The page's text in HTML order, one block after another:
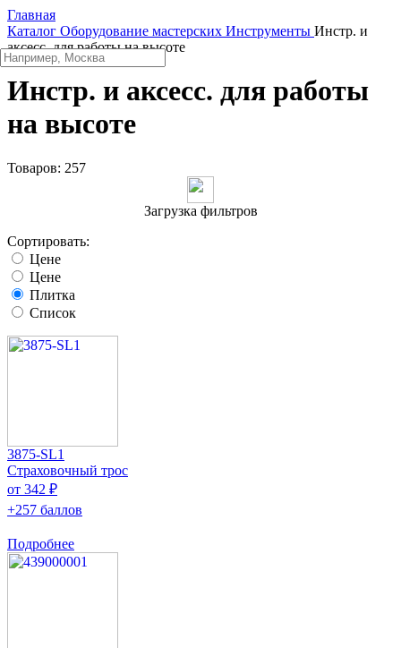
Главная
Каталог Оборудование мастерских Инструменты Инстр. и
аксесс. для работы на высоте
Инстр. и аксесс. для работы
на высоте
Товаров: 257
Загрузка фильтров
Сортировать:
Цене
Цене
Плитка
Список
3875-SL1
Страховочный трос
от 342 ₽
+257 баллов
Подробнее